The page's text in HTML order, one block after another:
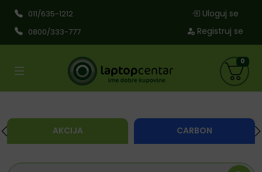
011/635-1212
0800/333-777
Uloguj se
Registruj se
AKCIJA CARBON
0